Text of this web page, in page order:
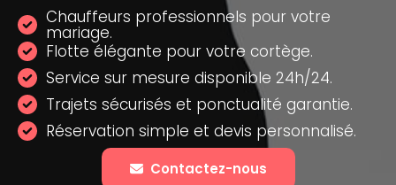
Chauffeurs professionnels pour votre
mariage.
Flotte élégante pour votre cortège.
Service sur mesure disponible 24h/24.
Trajets sécurisés et ponctualité garantie.
Réservation simple et devis personnalisé.
Contactez-nous